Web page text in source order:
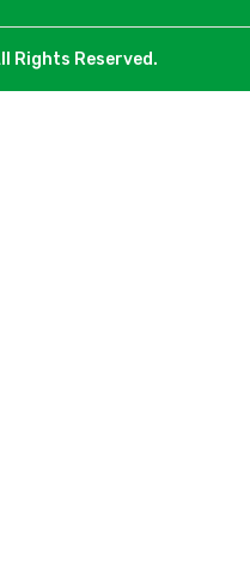
Rights Reserved.